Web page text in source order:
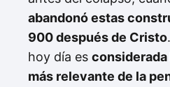
abandonó estas
900 después de Cristo
hoy día es considerada
más relevante de la